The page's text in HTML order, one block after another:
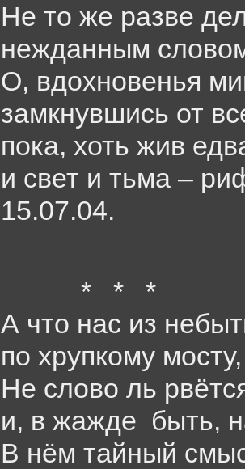
Не то же разве
нежданным
О, вдохновенья
замкнувшись от
пока, хоть жив
и свет и тьма –
15.07.04.
* * *
А что нас из
по хрупкому
Не слово ль
и, в жажде быть,
В нём тайный